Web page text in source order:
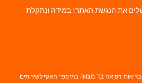
את הנגשת האתר! במידה ונתקלת
בריאות ורפואה בר מצווה בתי ספר האגף לשירותים